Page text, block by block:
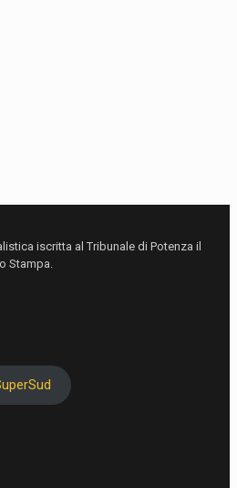
iscritta al Tribunale di Potenza il
Stampa.